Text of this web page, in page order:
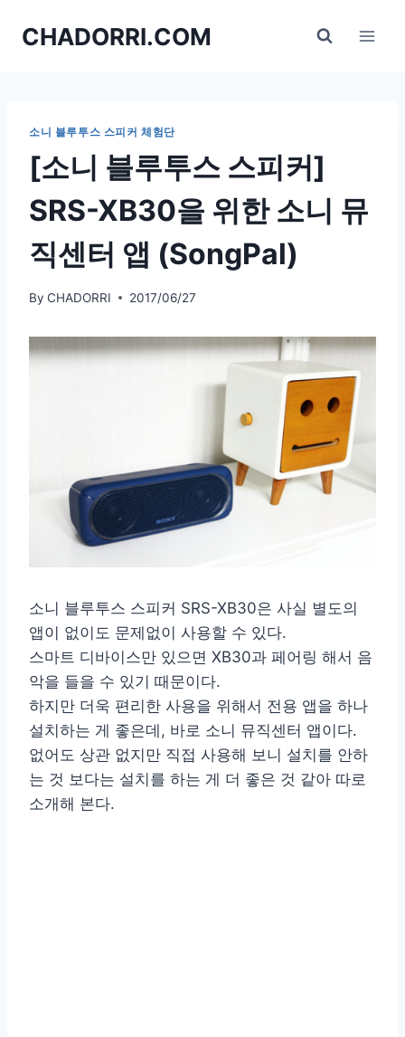
CHADORRI.COM
소니 블루투스 스피커 체험단
[소니 블루투스 스피커]
SRS-XB30을 위한 소니 뮤
직센터 앱 (SongPal)
By CHADORRI 2017/06/27
소니 블루투스 스피커 SRS-XB30은 사실 별도의
앱이 없이도 문제없이 사용할 수 있다.
스마트 디바이스만 있으면 XB30과 페어링 해서 음
악을 들을 수 있기 때문이다.
하지만 더욱 편리한 사용을 위해서 전용 앱을 하나
설치하는 게 좋은데, 바로 소니 뮤직센터 앱이다.
없어도 상관 없지만 직접 사용해 보니 설치를 안하
는 것 보다는 설치를 하는 게 더 좋은 것 같아 따로
소개해 본다.